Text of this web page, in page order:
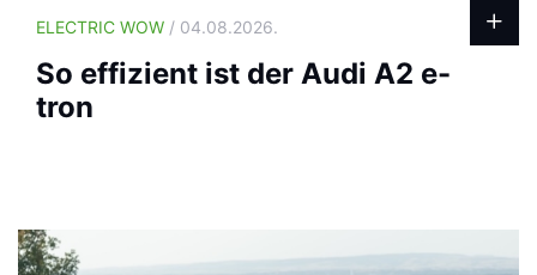
ELECTRIC WOW / 04.08.2026.
So effizient ist der Audi A2 e-
tron